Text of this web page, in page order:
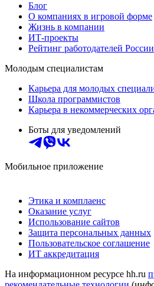
Блог
О компаниях в игровой форме
Жизнь в компании
ИТ-проекты
Рейтинг работодателей России
Молодым специалистам
Карьера для молодых
Школа программистов
Карьера в некоммерческих
Боты для уведомлений
Мобильное приложение
Этика и комплаенс
Оказание услуг
Использование сайтов
Защита персональных данных
Пользовательское соглашение
ИТ аккредитация
На информационном ресурсе hh.ru